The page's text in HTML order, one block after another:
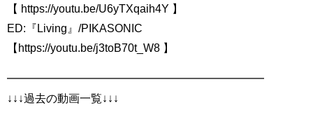
【 https://youtu.be/U6yTXqaih4Y 】
ED:『Living』/PIKASONIC
【https://youtu.be/j3toB70t_W8 】
━━━━━━━━━━━━━━━━━━━━━━━
↓↓↓過去の動画一覧↓↓↓